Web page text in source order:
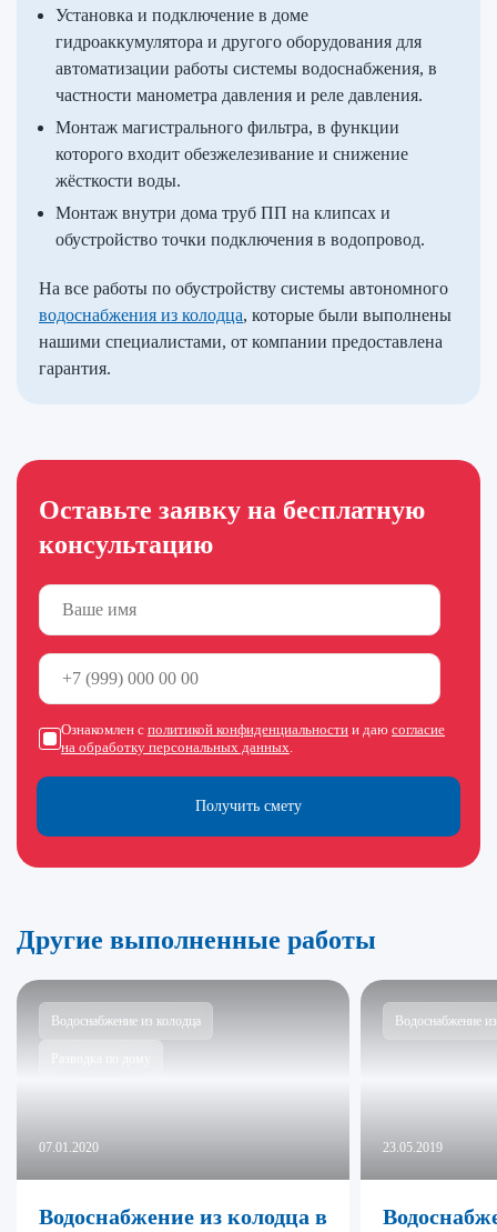
Установка и подключение в доме
гидроаккумулятора и другого оборудования для
автоматизации работы системы водоснабжения, в
частности манометра давления и реле давления.
Монтаж магистрального фильтра, в функции
которого входит обезжелезивание и снижение
жёсткости воды.
Монтаж внутри дома труб ПП на клипсах и
обустройство точки подключения в водопровод.
На все работы по обустройству системы автономного
водоснабжения из колодца, которые были выполнены
нашими специалистами, от компании предоставлена
гарантия.
Оставьте заявку на бесплатную
консультацию
Получить смету
Ознакомлен с политикой конфиденциальности и даю согласие
на обработку персональных данных.
Другие выполненные работы
Водоснабжение из колодца
07.01.2020
Водоснабжение из колодца в
Водоснабжение
23.05.2019